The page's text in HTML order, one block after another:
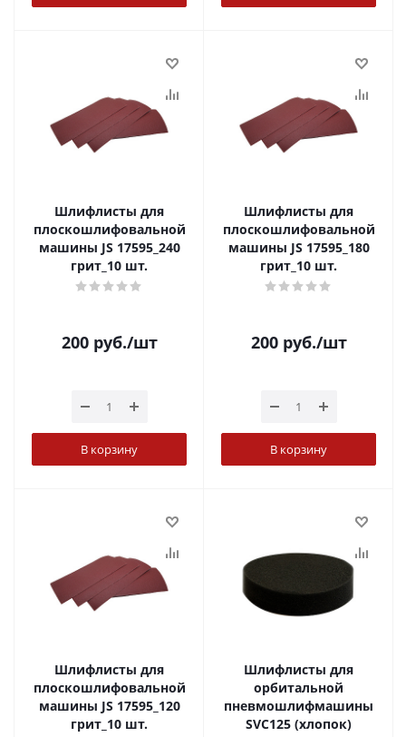
Шлифлисты для
плоскошлифовальной
машины JS 17595_240
грит_10 шт.
200руб./шт
В корзину
Шлифлисты для
плоскошлифовальной
машины JS 17595_180
грит_10 шт.
200руб./шт
В корзину
Шлифлисты для
плоскошлифовальной
машины JS 17595_120
грит_10 шт.
Шлифлисты для
орбитальной
пневмошлифмашины
SVC125 (хлопок)